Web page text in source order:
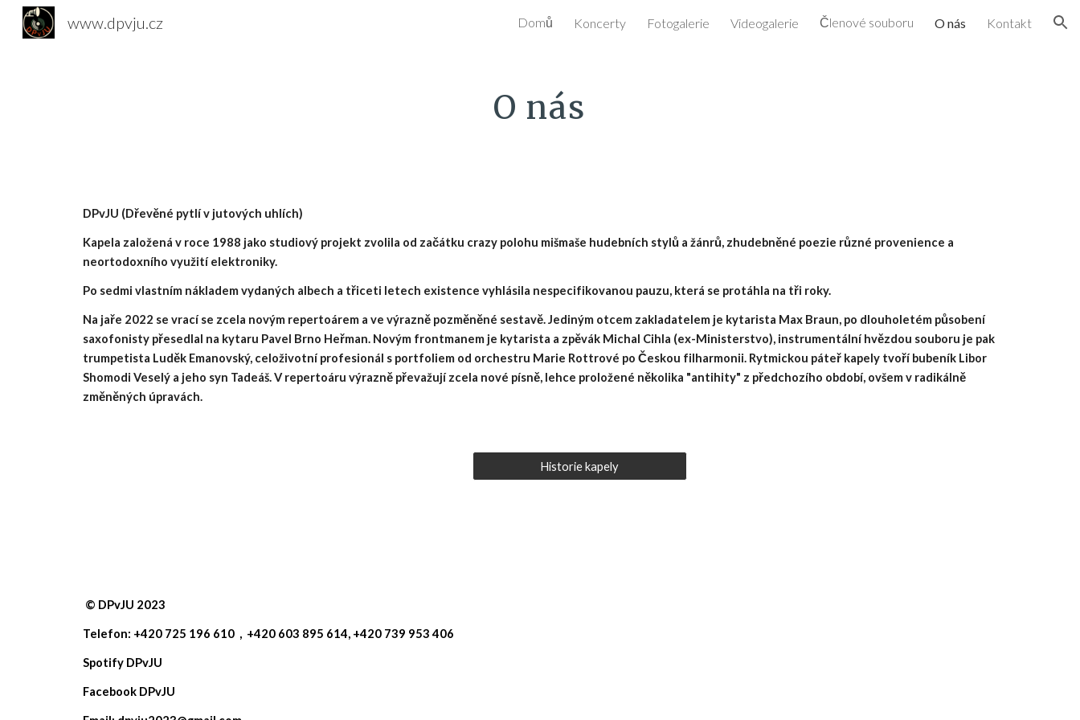
Skip to navigation
www.dpvju.cz Domů Koncerty Fotogalerie Videogalerie Členové souboru O nás Kontakt
O nás
DPvJU (Dřevěné pytlí v jutových uhlích)
Kapela založená v roce 1988 jako studiový projekt zvolila od začátku crazy polohu mišmaše hudebních stylů a žánrů, zhudebněné poezie různé provenience a
neortodoxního využití elektroniky.
Po sedmi vlastním nákladem vydaných albech a třiceti letech existence vyhlásila nespecifikovanou pauzu, která se protáhla na tři roky.
Na jaře 2022 se vrací se zcela novým repertoárem a ve výrazně pozměněné sestavě. Jediným otcem zakladatelem je kytarista Max Braun, po dlouholetém působení
saxofonisty přesedlal na kytaru Pavel Brno Heřman. Novým frontmanem je kytarista a zpěvák Michal Cihla (ex-Ministerstvo), instrumentální hvězdou souboru je pak
trumpetista Luděk Emanovský, celoživotní profesionál s portfoliem od orchestru Marie Rottrové po Českou filharmonii. Rytmickou páteř kapely tvoří bubeník Libor
Shomodi Veselý a jeho syn Tadeáš. V repertoáru výrazně převažují zcela nové písně, lehce proložené několika "antihity" z předchozího období, ovšem v radikálně
změněných úpravách.
Historie kapely
© DPvJU 2023
Telefon: +420 725 196 610 , +420 603 895 614, +420 739 953 406
Spotify DPvJU
Facebook DPvJU